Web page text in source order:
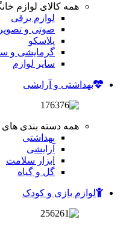
همه کالای لوازم
لوازم برقی
صوتی و
پلاسکو
گرمایشی و
سایر لوازم
بهداشتی و آرایشی
همه دسته بندی های
بهداشتی
آرایشی
ابزار سلامت
گل و گیاه
لوازم بازی و کودک